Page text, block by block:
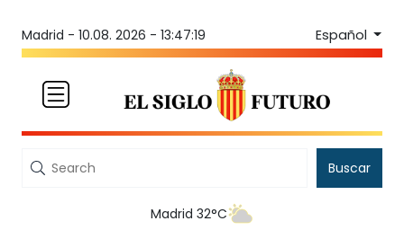
Madrid - 10.08. 2026 - 13:47:19 Español
Buscar
Madrid 32°C